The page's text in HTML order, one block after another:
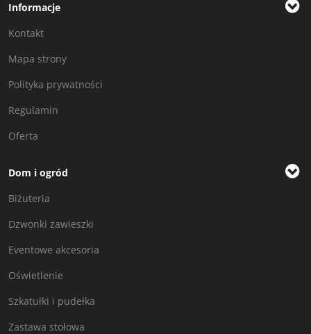
Informacje
Kontakt
Mapa strony
Polityka prywatności
Regulamin
Oferta
Dom i ogród
Biżuteria
Dzwonki zawieszki
Eventowe akcesoria
Oświetlenie
Szkatułki i pudełka
Zastawa stołowa